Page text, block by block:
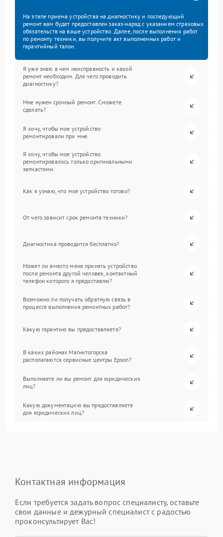
На этапе приема устройства на диагностику и последующий
ремонт вам будет предоставлен заказ-наряд с указанием страховых
обязательств на ваше устройство. Далее, после выполнения работ
по ремонту техники, вы получите акт выполненных работ и
гарантийный талон.
Я уже знаю в чем неисправность и какой
ремонт необходим. Для чего проводить
диагностику?
Мне нужен срочный ремонт. Сможете
сделать?
Я хочу, чтобы мое устройство
ремонтировали при мне.
Я хочу, чтобы мое устройство
ремонтировалось только оригинальными
запчастями.
Как я узнаю, что мое устройство готово?
От чего зависит срок ремонта техники?
Диагностика проводится бесплатно?
Может ли вместо меня принять устройство
после ремонта другой человек, контактный
телефон которого я предоставлю?
Возможно ли получать обратную связь в
процессе выполнения ремонтных работ?
Какую гарантию вы предоставляете?
В каких районах Магнитогорска
располагаются сервисные центры Epson?
Выполняете ли вы ремонт для юридических
лиц?
Какую документацию вы предоставляете
для юридических лиц?
Контактная информация
Если требуется задать вопрос специалисту, оставьте
свои данные и дежурный специалист с радостью
проконсультирует Вас!